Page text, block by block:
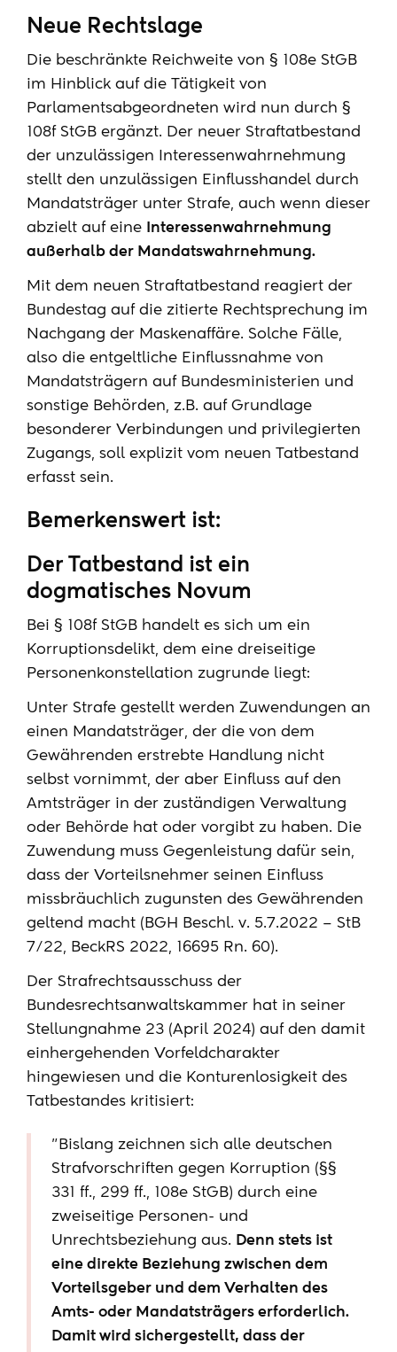
Neue Rechtslage
Die beschränkte Reichweite von § 108e StGB
im Hinblick auf die Tätigkeit von
Parlamentsabgeordneten wird nun durch §
108f StGB ergänzt. Der neuer Straftatbestand
der unzulässigen Interessenwahrnehmung
stellt den unzulässigen Einflusshandel durch
Mandatsträger unter Strafe, auch wenn dieser
abzielt auf eine
Interessenwahrnehmung
außerhalb der Mandatswahrnehmung.
Mit dem neuen Straftatbestand reagiert der
Bundestag auf die zitierte Rechtsprechung im
Nachgang der Maskenaffäre. Solche Fälle,
also die entgeltliche Einflussnahme von
Mandatsträgern auf Bundesministerien und
sonstige Behörden, z.B. auf Grundlage
besonderer Verbindungen und privilegierten
Zugangs, soll explizit vom neuen Tatbestand
erfasst sein.
Bemerkenswert ist:
Der Tatbestand ist ein
dogmatisches Novum
Bei § 108f StGB handelt es sich um ein
Korruptionsdelikt, dem eine dreiseitige
Personenkonstellation zugrunde liegt:
Unter Strafe gestellt werden Zuwendungen an
einen Mandatsträger, der die von dem
Gewährenden erstrebte Handlung nicht
selbst vornimmt, der aber Einfluss auf den
Amtsträger in der zuständigen Verwaltung
oder Behörde hat oder vorgibt zu haben. Die
Zuwendung muss Gegenleistung dafür sein,
dass der Vorteilsnehmer seinen Einfluss
missbräuchlich zugunsten des Gewährenden
geltend macht (BGH Beschl. v. 5.7.2022 – StB
7/22, BeckRS 2022, 16695 Rn. 60).
Der Strafrechtsausschuss der
Bundesrechtsanwaltskammer hat in seiner
Stellungnahme 23 (April 2024) auf den damit
einhergehenden Vorfeldcharakter
hingewiesen und die Konturenlosigkeit des
Tatbestandes kritisiert:
"Bislang zeichnen sich alle deutschen
Strafvorschriften gegen Korruption (§§
331 ff., 299 ff., 108e StGB) durch eine
zweiseitige Personen- und
Unrechtsbeziehung aus. Denn stets ist
eine direkte Beziehung zwischen dem
Vorteilsgeber und dem Verhalten des
Amts- oder Mandatsträgers erforderlich.
Damit wird sichergestellt, dass der